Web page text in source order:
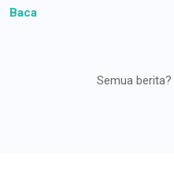
Baca
Semua berita?